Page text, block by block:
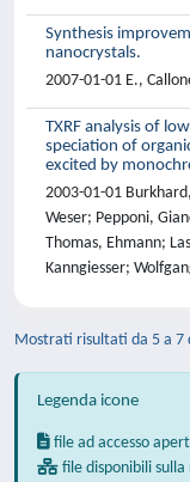
Synthesis
nanocrystals.
2007-01-01 E.,
TXRF analysis of
speciation of
excited by
2003-01-01
Weser; Pepponi,
Thomas, Ehmann;
Kanngiesser;
Mostrati risultati da 5 a 7
Legenda icone
file ad accesso
file disponibili